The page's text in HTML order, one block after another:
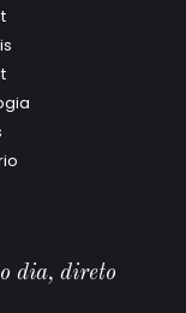
dia, direto